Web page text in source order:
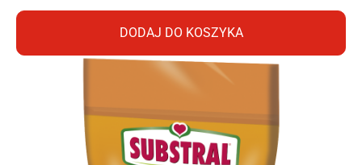
DODAJ DO KOSZYKA